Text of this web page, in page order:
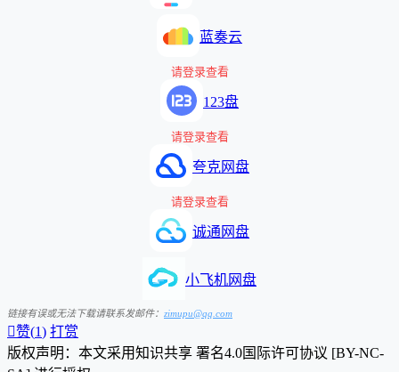
蓝奏云
请登录查看
123盘
请登录查看
夸克网盘
请登录查看
诚通网盘
小飞机网盘
链接有误或无法下载请联系发邮件： zimupu@qq.com
赞(1) 打赏
版权声明：本文采用知识共享 署名4.0国际许可协议 [BY-NC-